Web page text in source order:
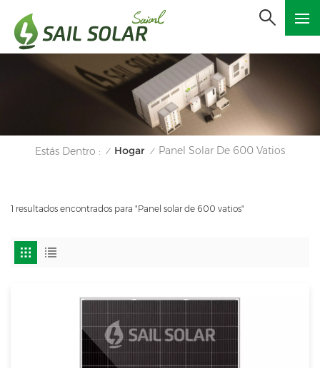
Estás Dentro : / Hogar / Panel Solar De 600 Vatios
1 resultados encontrados para "Panel solar de 600 vatios"